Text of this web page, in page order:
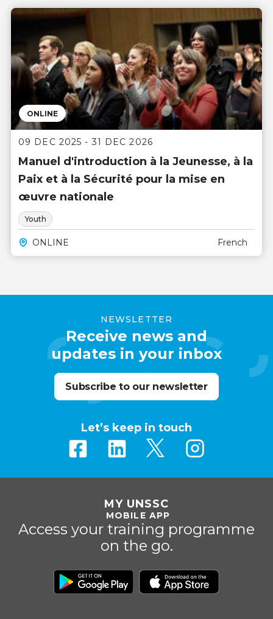
ONLINE
09 DEC 2025 - 31 DEC 2026
Manuel d'introduction à la Jeunesse, à la
Paix et à la Sécurité pour la mise en
œuvre nationale
Youth
ONLINE French
NEWSLETTER
Receive news and
updates in your inbox
Subscribe to our newsletter
Let’s keep in touch
MY UNSSC
MOBILE APP
Access your training programme
on the go.